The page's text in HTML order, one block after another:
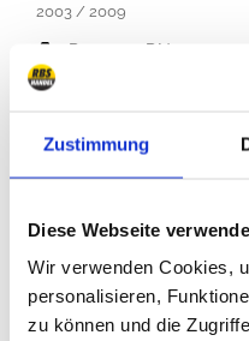
Zustimmung
Diese Webseite
Wir verwenden Cookies,
personalisieren,
zu können und die
2003 / 2009
Durango (DN)
1997 / 2003
Dakota
Dakota (ND)
Dakota (AN)
1997 / 2004
Dakota (N)
1987 / 1996